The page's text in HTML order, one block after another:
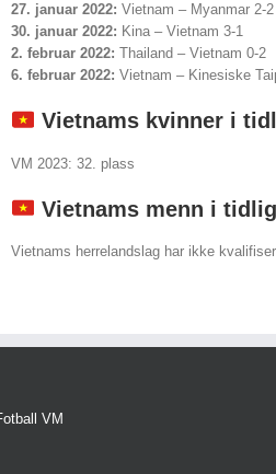
27. januar 2022: Vietnam – Myanmar 2-2
30. januar 2022: Kina – Vietnam 3-1
2. februar 2022: Thailand – Vietnam 0-2
6. februar 2022: Vietnam – Kinesiske
Vietnams kvinner i
VM 2023: 32. plass
Vietnams menn i
Vietnams herrelandslag har ikke
VM